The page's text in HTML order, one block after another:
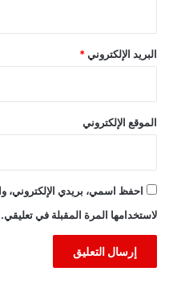
البريد الإلكتروني *
الموقع الإلكتروني
احفظ اسمي، بريدي الإلكتروني،
لاستخدامها المرة المقبلة في تعليقي.